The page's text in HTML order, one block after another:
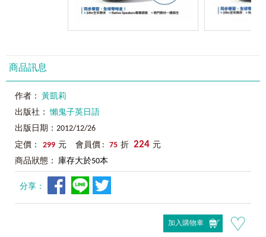
商品訊息
作者： 黃凱莉
出版社：懶鬼子英日語
出版日期：2012/12/26
定價：
299 元 會員價 : 75 折 224 元
商品狀態： 庫存大於50本
分享：
加入購物車